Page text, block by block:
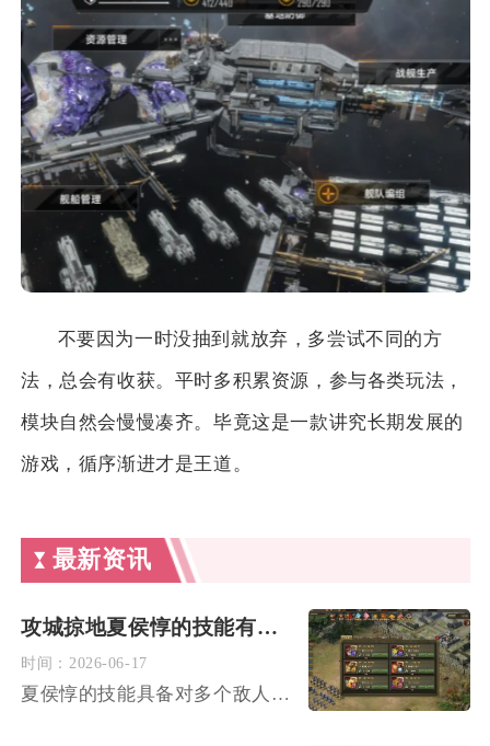
不要因为一时没抽到就放弃，多尝试不同的方
法，总会有收获。平时多积累资源，参与各类玩法，
模块自然会慢慢凑齐。毕竟这是一款讲究长期发展的
游戏，循序渐进才是王道。
最新资讯
攻城掠地夏侯惇的技能有没有对多个敌人造成伤害的效果
时间： 2026-06-17
夏侯惇的技能具备对多个敌人造成伤害的效果，该多目标伤害贯穿武...